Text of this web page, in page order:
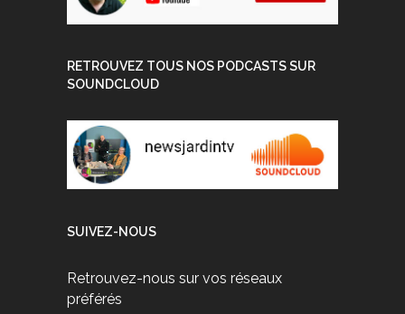
RETROUVEZ TOUS NOS PODCASTS SUR
SOUNDCLOUD
SUIVEZ-NOUS
Retrouvez-nous sur vos réseaux
préférés